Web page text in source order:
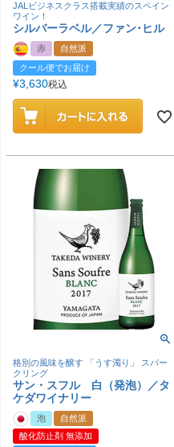
JALビジネスクラス搭載実績のスペイン
ワイン！
シルバーラベル／ファン･ヒル
赤
自然派
クール便でお届け
¥3,630税込
格別の風味を醸す 「うす濁り」 スパー
クリング
サン・スフル 白（発泡）／タ
ケダワイナリー
泡
自然派
酸化防止剤 無添加